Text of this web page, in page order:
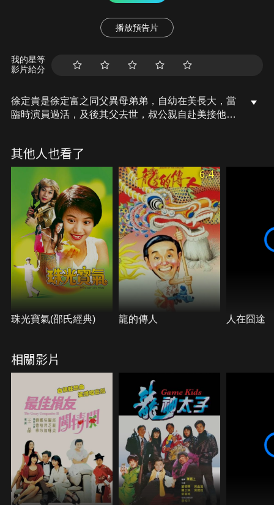
播放預告片
我的星等
影片給分
徐定貴是徐定富之同父異母弟弟，自幼在美長大，當
臨時演員過活，及後其父去世，叔公親自赴美接他返
產業。三人不但失敗反而與定貴成好友，並且一起泡
妞、幫助徐定貴談生意，甚至後來還一起大整"教
訓"徐定富。在一連串的角力之後，定富欣賞定貴的
才華，也明白弟亦非省油之燈，於是最後達成協議，
兩兄弟一起打理徐氏產業。
其他人也看了
珠光寶氣(邵氏經典)
6.4
龍的傳人 人在囧途
相關影片